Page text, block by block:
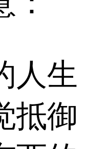
人生
抵御